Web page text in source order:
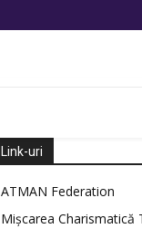
Link-uri
ATMAN Federation
Mișcarea Charismatică